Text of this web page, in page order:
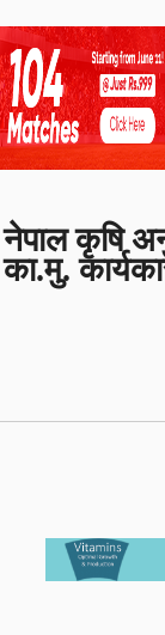
नेपाल कृषि
का.मु.